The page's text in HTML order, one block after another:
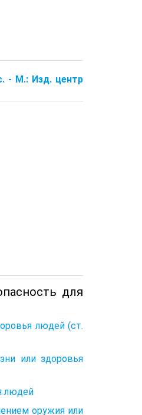
- М.: Изд. центр
для
людей (ст.
или здоровья
людей
оружия или